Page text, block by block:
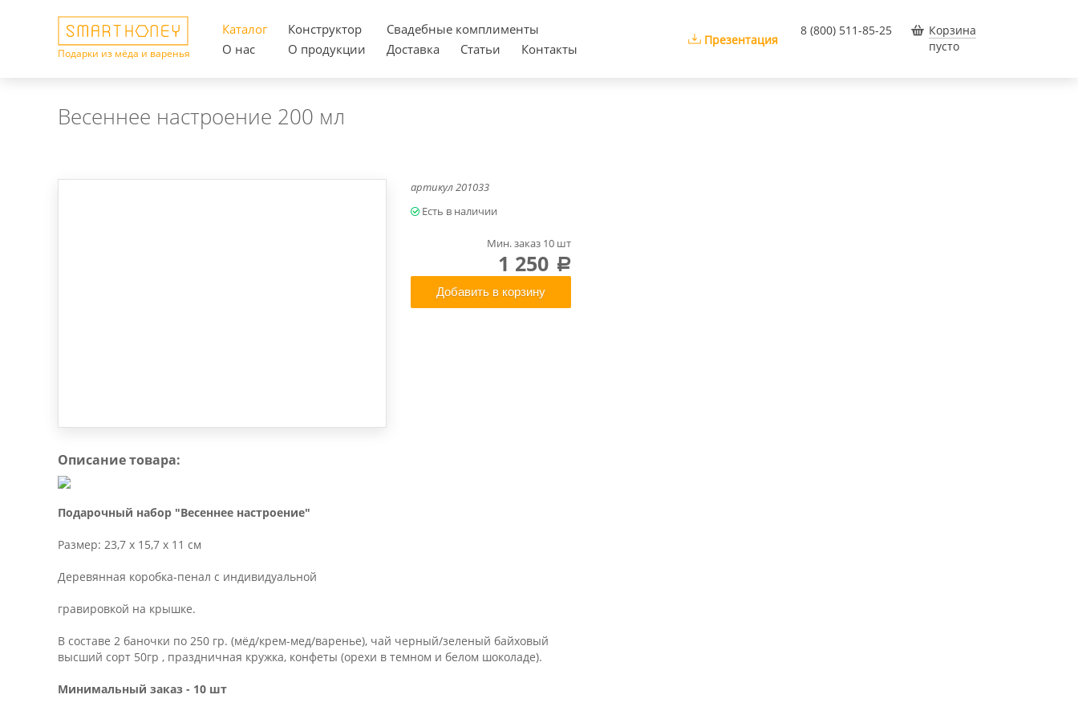
Подарки из мёда и варенья
Каталог Конструктор
Cвадебные комплименты
О нас
О продукции Доставка Статьи Контакты
Презентация
8 (800) 511-85-25
Корзина
пусто
Весеннее настроение 200 мл
артикул201033
Мин. заказ 10 шт
1 250 a
Добавить в корзину
Описание товара:
Подарочный набор "Весеннее настроение"
Размер: 23,7 х 15,7 х 11 см
Деревянная коробка-пенал с индивидуальной
гравировкой на крышке.
В составе 2 баночки по 250 гр. (мёд/крем-мед/варенье), чай черный/зеленый байховый
высший сорт 50гр , праздничная кружка, конфеты (орехи в темном и белом шоколаде).
Минимальный заказ - 10 шт